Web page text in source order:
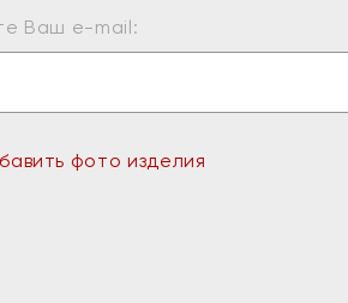
Ваш e-mail:
фото изделия